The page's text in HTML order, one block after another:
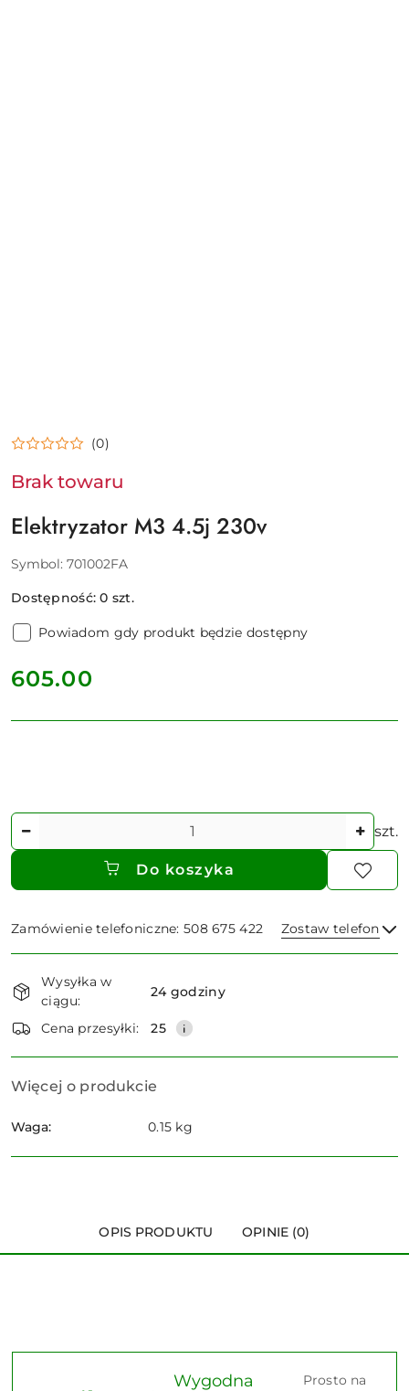
(0)
Brak towaru
Elektryzator M3 4.5j 230v
Symbol: 701002FA
Dostępność:0 szt.
Powiadom gdy produkt będzie dostępny
cena:
605.00
Ilość szt.
Do koszyka
Zamówienie telefoniczne: 508 675 422 Zostaw telefon
i
dostawa
Wysyłka w
ciągu:
24 godziny
Cena przesyłki: 25
Więcej o produkcie
Waga: 0.15 kg
OPIS PRODUKTU OPINIE (0)
Wygodna
Prosto na